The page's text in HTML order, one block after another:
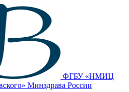
ФГБУ «НМИЦ
Минздрава России